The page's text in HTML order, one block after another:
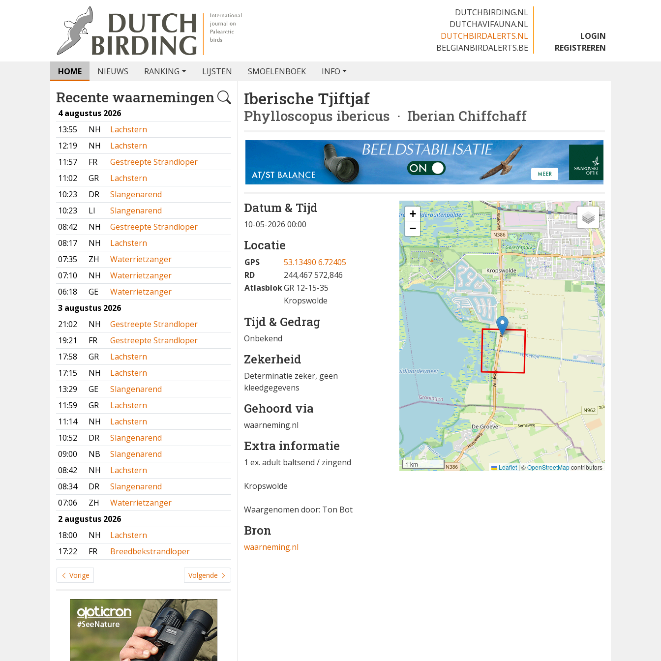
DUTCHBIRDING.NL
DUTCHAVIFAUNA.NL
DUTCHBIRDALERTS.NL
BELGIANBIRDALERTS.BE
LOGIN
REGISTREREN
HOME NIEUWS RANKING LIJSTEN SMOELENBOEK INFO
Recente waarnemingen
4 augustus 2026
13:55
NH
Lachstern
12:19
NH
Lachstern
11:57
FR
Gestreepte Strandloper
11:02
GR
Lachstern
10:23
DR
Slangenarend
10:23
LI
Slangenarend
08:42
NH
Gestreepte Strandloper
08:17
NH
Lachstern
07:35
ZH
Waterrietzanger
07:10
NH
Waterrietzanger
06:18
GE
Waterrietzanger
3 augustus 2026
21:02
NH
Gestreepte Strandloper
19:21
FR
Gestreepte Strandloper
17:58
GR
Lachstern
17:15
NH
Lachstern
13:29
GE
Slangenarend
11:59
GR
Lachstern
11:14
NH
Lachstern
10:52
DR
Slangenarend
09:00
NB
Slangenarend
08:42
NH
Lachstern
08:34
DR
Slangenarend
07:06
ZH
Waterrietzanger
2 augustus 2026
18:00
NH
Lachstern
17:22
FR Breedbekstrandloper
Vorige Volgende
Iberische Tjiftjaf
Phylloscopus ibericus · Iberian Chiffchaff
Datum & Tijd
10-05-2026 00:00
Locatie
GPS
53.13490 6.72405
RD
244,467 572,846
AtlasblokGR 12-15-35
Kropswolde
Tijd & Gedrag
Onbekend
Zekerheid
Determinatie zeker, geen
kleedgegevens
Gehoord via
waarneming.nl
Extra informatie
1 ex. adult baltsend / zingend
Kropswolde
Waargenomen door: Ton Bot
Bron
waarneming.nl
+
−
1 km Leaflet |©OpenStreetMapcontributors